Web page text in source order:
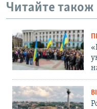
Читайте також